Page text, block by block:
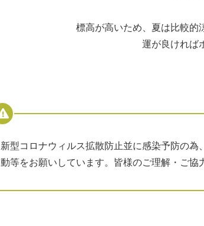
標高が高いため、夏は比較的
運が良ければ
新型コロナウィルス拡散防止並に感染予防の
動等をお願いしています。皆様のご理解・ご協